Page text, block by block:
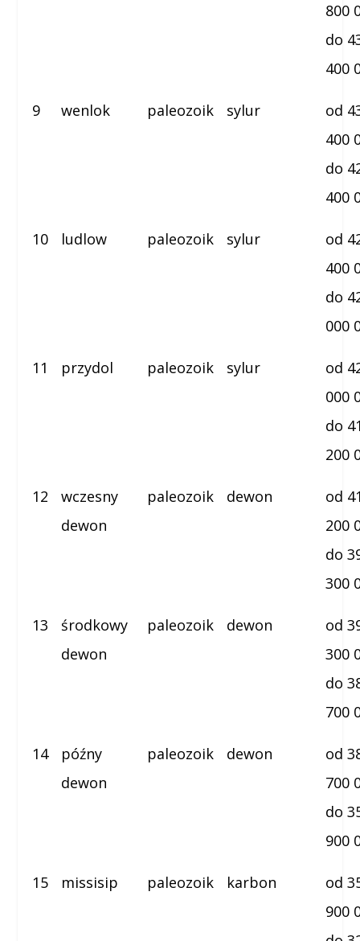
800
do
400
9 wenlok paleozoik sylur
od
400
do
400
10 ludlow paleozoik sylur
od
400
do
000
11 przydol paleozoik sylur
od
000
do
200
12
wczesny
dewon
paleozoik dewon
od
200
do
300
13
środkowy
dewon
paleozoik dewon
od
300
do
700
14
późny
dewon
paleozoik dewon
od
700
do
900
15 missisip paleozoik karbon
od
900